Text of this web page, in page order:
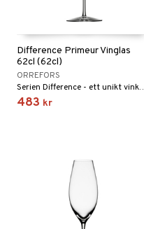
Difference Primeur Vinglas
62cl (62cl)
ORREFORS
Serien Difference - ett unikt vinkoncept vars glas förstärker
483 kr